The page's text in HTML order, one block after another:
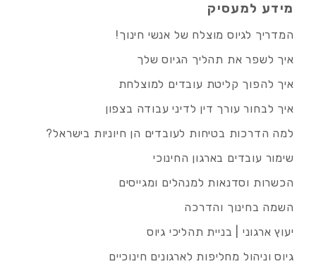
מידע למעסיק
המדריך לגיוס מוצלח של אנשי חינוך!
איך לשפר את תהליך הגיוס שלך
איך להפוך קליטת עובדים למוצלחת
איך לבחור עורך דין לדיני עבודה בצפון
למה הדרכות בטיחות לעובדים הן חיוניות בישראל?
שימור עובדים בארגון החינוכי
הכשרות וסדנאות למנהלים ומגייסים
השמה בחינוך והדרכה
יעוץ ארגוני | בניית תהליכי גיוס
גיוס וניהול מחליפות לארגונים חינוכיים